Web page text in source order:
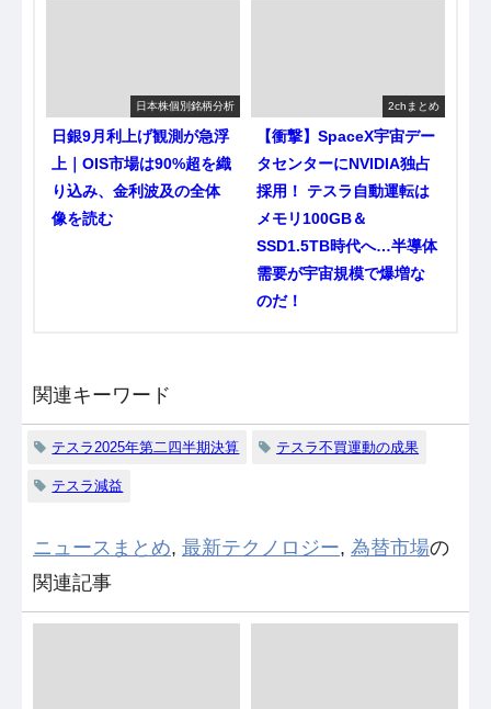
日本株個別銘柄分析
日銀9月利上げ観測が急浮
上｜OIS市場は90%超を織
り込み、金利波及の全体
像を読む
2chまとめ
【衝撃】SpaceX宇宙デー
タセンターにNVIDIA独占
採用！ テスラ自動運転は
メモリ100GB＆
SSD1.5TB時代へ…半導体
需要が宇宙規模で爆増な
のだ！
関連キーワード
テスラ2025年第二四半期決算 テスラ不買運動の成果
テスラ減益
ニュースまとめ, 最新テクノロジー, 為替市場の
関連記事